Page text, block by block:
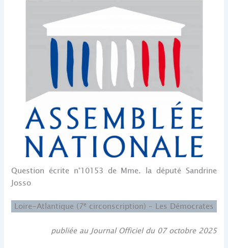
Question écrite n°10153 de Mme. la député Sandrine
Josso
Loire-Atlantique (7e circonscription) – Les Démocrates
publiée au Journal Officiel du 07 octobre 2025